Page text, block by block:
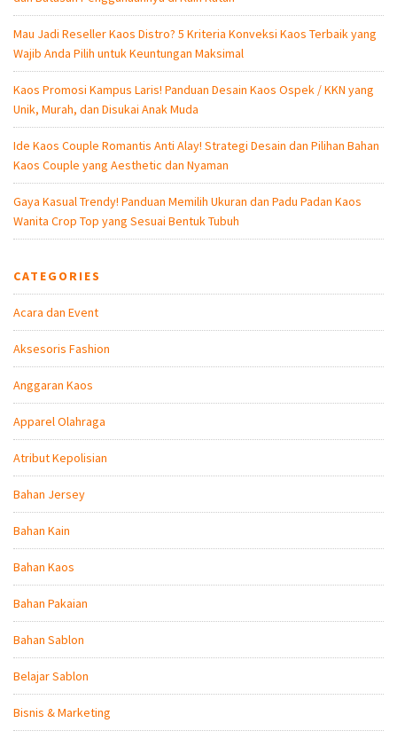
Mau Jadi Reseller Kaos Distro? 5 Kriteria Konveksi Kaos Terbaik yang
Wajib Anda Pilih untuk Keuntungan Maksimal
Kaos Promosi Kampus Laris! Panduan Desain Kaos Ospek / KKN yang
Unik, Murah, dan Disukai Anak Muda
Ide Kaos Couple Romantis Anti Alay! Strategi Desain dan Pilihan Bahan
Kaos Couple yang Aesthetic dan Nyaman
Gaya Kasual Trendy! Panduan Memilih Ukuran dan Padu Padan Kaos
Wanita Crop Top yang Sesuai Bentuk Tubuh
CATEGORIES
Acara dan Event
Aksesoris Fashion
Anggaran Kaos
Apparel Olahraga
Atribut Kepolisian
Bahan Jersey
Bahan Kain
Bahan Kaos
Bahan Pakaian
Bahan Sablon
Belajar Sablon
Bisnis & Marketing